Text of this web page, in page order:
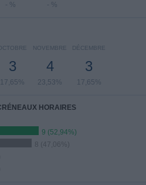
- % - %
3
17,65%
NOVEMBRE
4
23,53%
DÉCEMBRE
3
17,65%
HORAIRES
9 (52,94%)
8 (47,06%)